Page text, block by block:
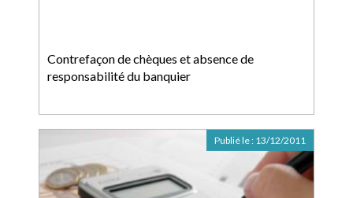
Contrefaçon de chèques et absence de
responsabilité du banquier
Publié le : 13/12/2011